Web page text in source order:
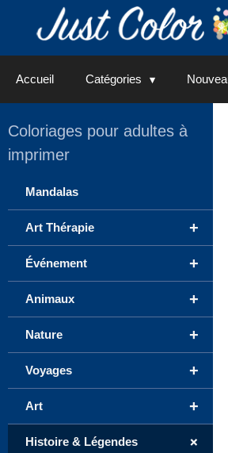
Accueil Catégories
Coloriages pour adultes à
imprimer
Mandalas
+
Art Thérapie
+
Événement
+
Animaux
+
Nature
+
Voyages
+
Art
+
Histoire & Légendes